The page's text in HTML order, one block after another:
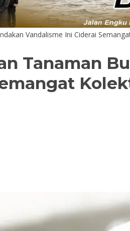
Vandalisme Ini Ciderai
Tanaman